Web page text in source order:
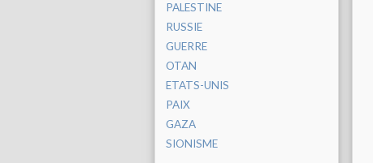
PALESTINE
RUSSIE
GUERRE
OTAN
ETATS-UNIS
PAIX
GAZA
SIONISME